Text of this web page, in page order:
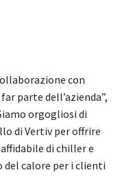
con
parte dell’azienda”,
orgogliosi di
di Vertiv per offrire
di chiller e
calore per i clienti